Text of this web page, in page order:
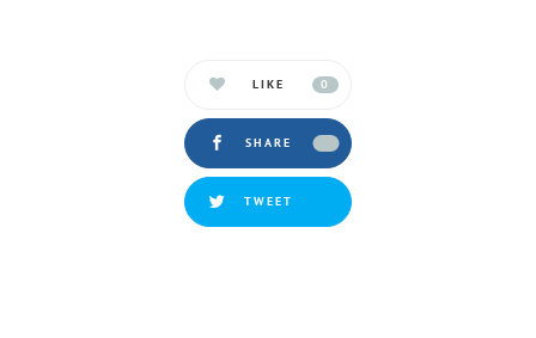
LIKE 0
SHARE
TWEET